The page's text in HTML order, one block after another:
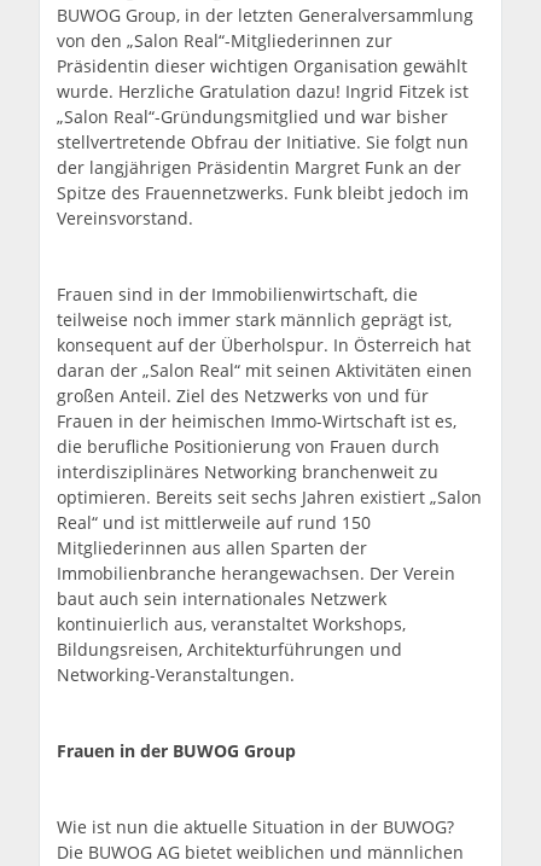
BUWOG Group, in der letzten Generalversammlung
von den „Salon Real“-Mitgliederinnen zur
Präsidentin dieser wichtigen Organisation gewählt
wurde. Herzliche Gratulation dazu! Ingrid Fitzek ist
„Salon Real“-Gründungsmitglied und war bisher
stellvertretende Obfrau der Initiative. Sie folgt nun
der langjährigen Präsidentin Margret Funk an der
Spitze des Frauennetzwerks. Funk bleibt jedoch im
Vereinsvorstand.
Frauen sind in der Immobilienwirtschaft, die
teilweise noch immer stark männlich geprägt ist,
konsequent auf der Überholspur. In Österreich hat
daran der „Salon Real“ mit seinen Aktivitäten einen
großen Anteil. Ziel des Netzwerks von und für
Frauen in der heimischen Immo-Wirtschaft ist es,
die berufliche Positionierung von Frauen durch
interdisziplinäres Networking branchenweit zu
optimieren. Bereits seit sechs Jahren existiert „Salon
Real“ und ist mittlerweile auf rund 150
Mitgliederinnen aus allen Sparten der
Immobilienbranche herangewachsen. Der Verein
baut auch sein internationales Netzwerk
kontinuierlich aus, veranstaltet Workshops,
Bildungsreisen, Architekturführungen und
Networking-Veranstaltungen.
Frauen in der BUWOG Group
Wie ist nun die aktuelle Situation in der BUWOG?
Die BUWOG AG bietet weiblichen und männlichen